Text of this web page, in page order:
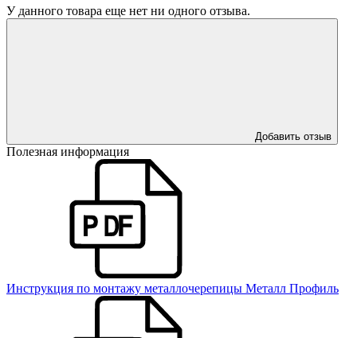
У данного товара еще нет ни одного отзыва.
Добавить отзыв
Полезная информация
Инструкция по монтажу металлочерепицы Металл Профиль